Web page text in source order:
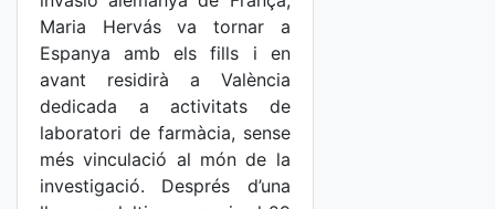
Maria Hervás va tornar a
Espanya amb els fills i en
avant residirà a València
dedicada a activitats de
laboratori de farmàcia, sense
més vinculació al món de la
investigació. Després d’una